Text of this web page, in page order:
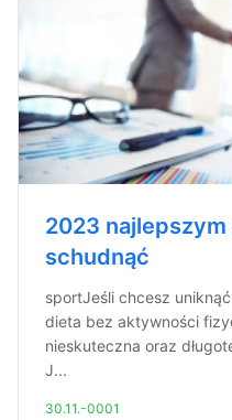
2023
schudnąć
sportJeśli chcesz
dieta bez aktywności
nieskuteczna oraz
J...
30.11.-0001